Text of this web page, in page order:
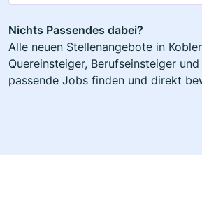
Nichts Passendes dabei?
Alle neuen Stellenangebote in
Quereinsteiger, Berufseinsteiger
passende Jobs finden und direkt